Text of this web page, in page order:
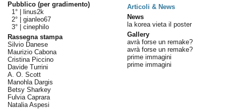
Pubblico (per gradimento)
1° |
linus2k
2° | gianleo67
3° | cinephilo
Rassegna stampa
Silvio Danese
Maurizio Cabona
Cristina Piccino
Davide Turrini
A. O. Scott
Manohla Dargis
Betsy Sharkey
Fulvia Caprara
Natalia Aspesi
Articoli & News
News
la korea vieta il poster
Gallery
avrà forse un remake?
avrà forse un remake?
prime immagini
prime immagini